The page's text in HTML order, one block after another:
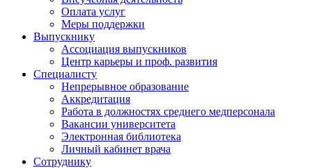
Оплата услуг
Меры поддержки
Выпускнику
Ассоциация выпускников
Центр карьеры и проф. развития
Специалисту
Непрерывное образование
Аккредитация
Работа в должностях среднего медперсонала
Вакансии университета
Электронная библиотека
Личный кабинет врача
Сотруднику